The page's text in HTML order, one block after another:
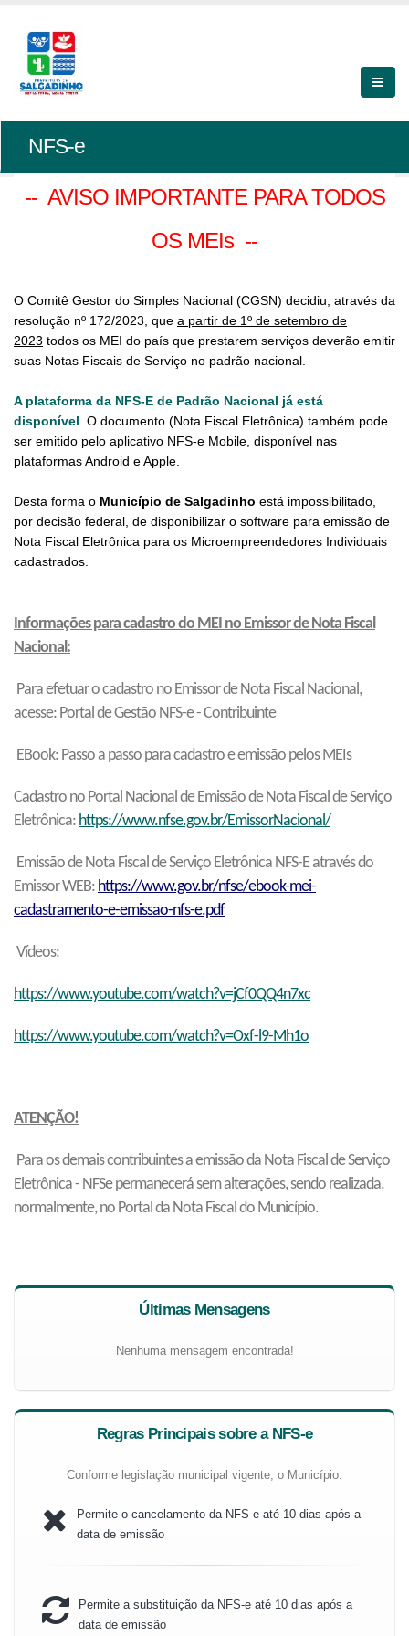
NFS-e
-- AVISO IMPORTANTE PARA TODOS
OS MEIs --
O Comitê Gestor do Simples Nacional (CGSN) decidiu, através da
resolução nº 172/2023, que a partir de 1º de setembro de
2023 todos os MEI do país que prestarem serviços deverão emitir
suas Notas Fiscais de Serviço no padrão nacional.
A plataforma da NFS-E de Padrão Nacional já está
disponível . O documento (Nota Fiscal Eletrônica) também pode
ser emitido pelo aplicativo NFS-e Mobile, disponível nas
plataformas Android e Apple.
Desta forma o Município de Salgadinho está impossibilitado,
por decisão federal, de disponibilizar o software para emissão de
Nota Fiscal Eletrônica para os Microempreendedores Individuais
cadastrados.
Informaçõespara cadastro do MEI no Emissor de Nota Fiscal
Nacional:
Para efetuar o cadastro no Emissor de Nota Fiscal Nacional,
acesse: Portal de Gestão NFS-e - Contribuinte
EBook: Passo a passo para cadastro e emissão pelos MEIs
Cadastro no Portal Nacional de Emissão de Nota Fiscal de Serviço
Eletrônica: https://www.nfse.gov.br/EmissorNacional/
Emissão de Nota Fiscal de Serviço Eletrônica NFS-E através do
Emissor WEB: https://www.gov.br/nfse/ebook-mei-
cadastramento-e-emissao-nfs-e.pdf
Vídeos:
https://www.youtube.com/watch?v=jCf0QQ4n7xc
https://www.youtube.com/watch?v=Oxf-l9-Mh1o
ATENÇÃO!
Para os demais contribuintes a emissão da Nota Fiscal de Serviço
Eletrônica - NFSe permanecerá sem alterações, sendo realizada,
normalmente, no Portal da Nota Fiscal do Município.
Últimas Mensagens
Nenhuma mensagem encontrada!
Regras Principais sobre a NFS-e
Conforme legislação municipal vigente, o Município:
Permite o cancelamento da NFS-e até 10 dias após a
data de emissão
Permite a substituição da NFS-e até 10 dias após a
data de emissão